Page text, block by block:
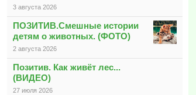
3 августа 2026
ПОЗИТИВ.Смешные истории
детям о животных. (ФОТО)
2 августа 2026
Позитив. Как живёт лес...
(ВИДЕО)
27 июля 2026